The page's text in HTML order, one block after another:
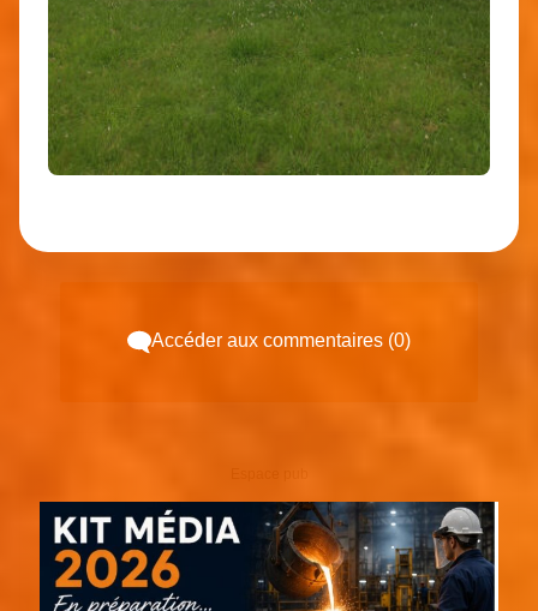
Accéder aux commentaires (0)